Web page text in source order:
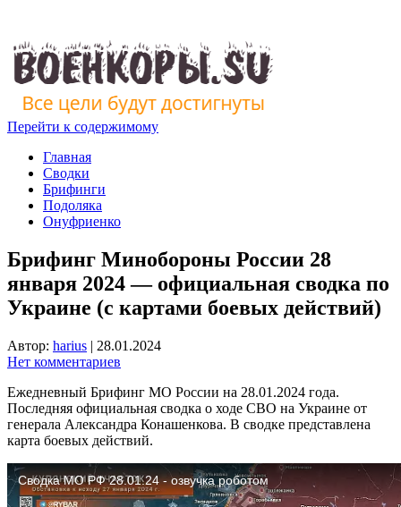
Перейти к содержимому
Главная
Сводки
Брифинги
Подоляка
Онуфриенко
Брифинг Минобороны России 28
января 2024 — официальная сводка по
Украине (с картами боевых действий)
Автор: harius | 28.01.2024
Нет комментариев
Ежедневный Брифинг МО России на 28.01.2024 года.
Последняя официальная сводка о ходе СВО на Украине от
генерала Александра Конашенкова. В сводке представлена
карта боевых действий.